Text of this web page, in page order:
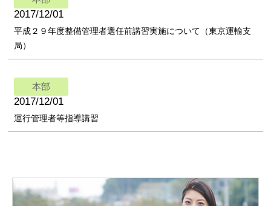
2017/12/01
平成２９年度整備管理者選任前講習実施について（東京運輸支
局）
本部
2017/12/01
運行管理者等指導講習